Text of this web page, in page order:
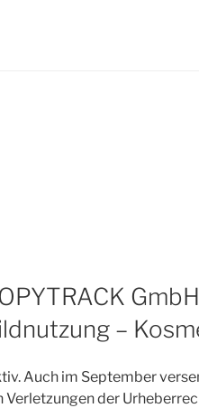
–
Auch im September
der